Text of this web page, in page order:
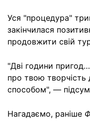
Уся "процедура"
закінчилася
продовжити свій
"Дві години
про твою творчість
способом", —
Нагадаємо, раніше